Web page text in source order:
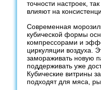
точности настроек,
влияют на
Современная
кубической формы
компрессорами и
циркуляции воздуха.
замораживать новую
поддерживать уже
Кубические витрины
подходят для мяса,